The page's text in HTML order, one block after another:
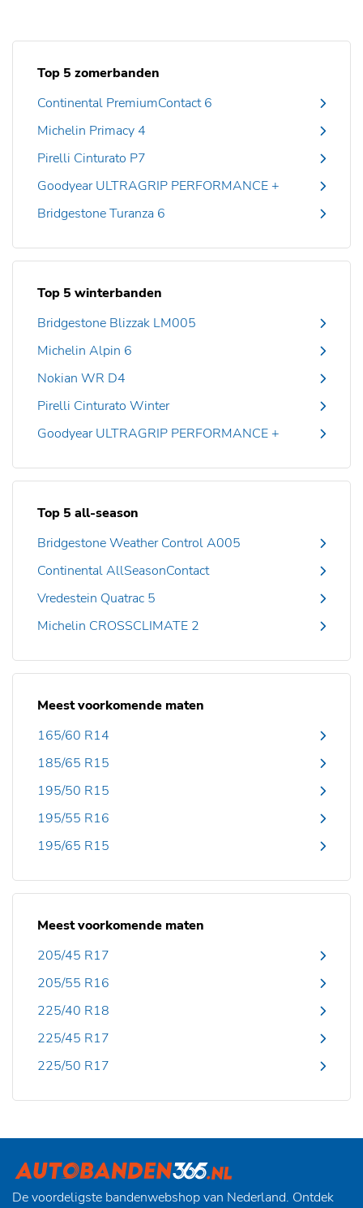
Top 5 zomerbanden
Continental PremiumContact 6
Michelin Primacy 4
Pirelli Cinturato P7
Goodyear ULTRAGRIP PERFORMANCE +
Bridgestone Turanza 6
Top 5 winterbanden
Bridgestone Blizzak LM005
Michelin Alpin 6
Nokian WR D4
Pirelli Cinturato Winter
Goodyear ULTRAGRIP PERFORMANCE +
Top 5 all-season
Bridgestone Weather Control A005
Continental AllSeasonContact
Vredestein Quatrac 5
Michelin CROSSCLIMATE 2
Meest voorkomende maten
165/60 R14
185/65 R15
195/50 R15
195/55 R16
195/65 R15
Meest voorkomende maten
205/45 R17
205/55 R16
225/40 R18
225/45 R17
225/50 R17
De voordeligste bandenwebshop van Nederland. Ontdek